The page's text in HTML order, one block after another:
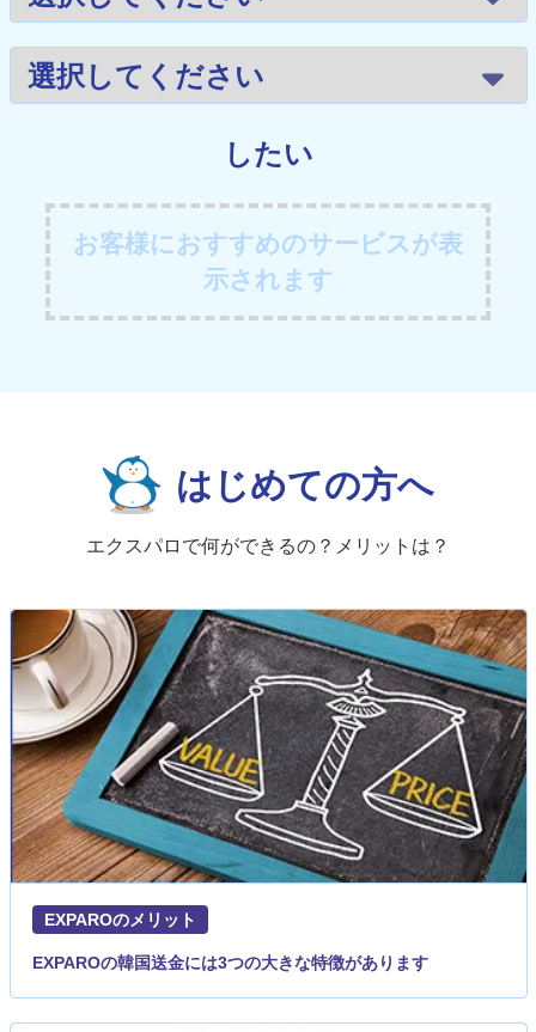
したい
お客様におすすめのサービスが表
示されます
はじめての方へ
エクスパロで何ができるの？メリットは？
EXPAROのメリット
EXPAROの韓国送金には3つの大きな特徴があります